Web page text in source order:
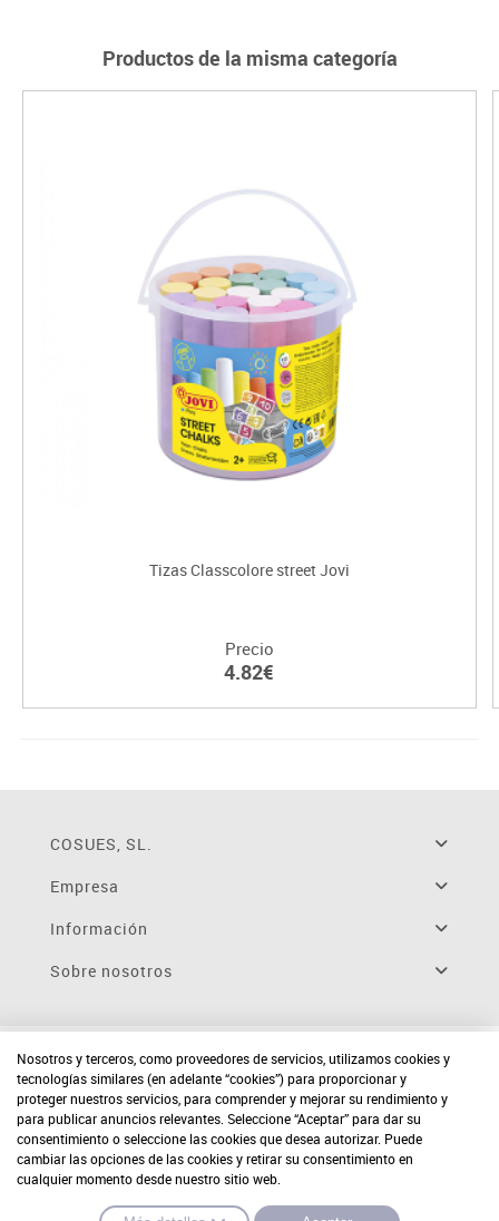
Productos de la misma categoría
Tizas Classcolore street Jovi
Precio
4.82€
COSUES, SL.
Empresa
Información
Sobre nosotros
Nosotros y terceros, como proveedores de servicios, utilizamos cookies y
tecnologías similares (en adelante “cookies”) para proporcionar y
proteger nuestros servicios, para comprender y mejorar su rendimiento y
para publicar anuncios relevantes. Seleccione “Aceptar” para dar su
consentimiento o seleccione las cookies que desea autorizar. Puede
cambiar las opciones de las cookies y retirar su consentimiento en
cualquier momento desde nuestro sitio web.